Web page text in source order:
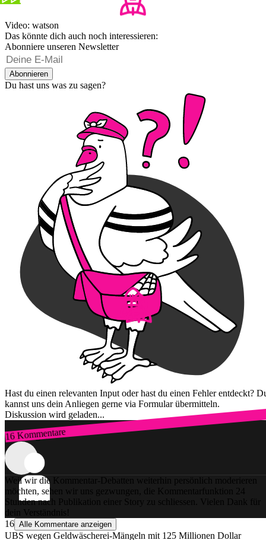
Video: watson
Das könnte dich auch noch interessieren:
Abonniere unseren Newsletter
Abonnieren
Du hast uns was zu sagen?
Hast du einen relevanten Input oder hast du einen Fehler entdeckt?
kannst uns dein Anliegen gerne via Formular übermitteln.
Diskussion wird geladen...
16 Kommentare
Zum Login
Weil wir die Kommentar-Debatten weiterhin persönlich moderieren
möchten, sehen wir uns gezwungen, die Kommentarfunktion 24
Stunden nach Publikation einer Story zu schliessen. Vielen Dank für
dein Verständnis!
16 Alle Kommentare anzeigen
UBS wegen Geldwäscherei-Mängeln mit 125 Millionen Dollar